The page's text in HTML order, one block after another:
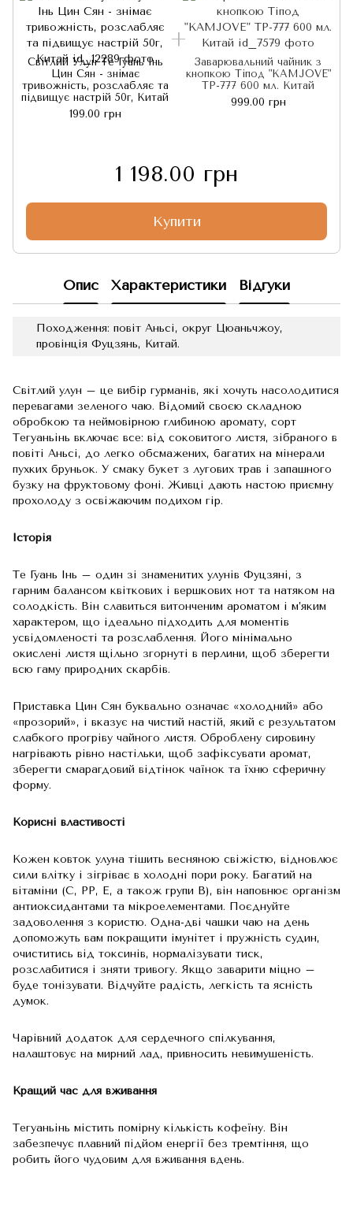
Світлий Улун Те Гуань Інь
Цин Сян - знімає
тривожність, розслабляє та
підвищує настрій 50г, Китай
199.00 грн
Заварювальний чайник з
кнопкою Тіпод "KAMJOVE"
TP-777 600 мл. Китай
999.00 грн
1 198.00 грн
Купити
Опис Характеристики Відгуки
Походження: повіт Аньсі, округ Цюаньчжоу,
провінція Фуцзянь, Китай.
Світлий улун – це вибір гурманів, які хочуть насолодитися
перевагами зеленого чаю. Відомий своєю складною
обробкою та неймовірною глибиною аромату, сорт
Тегуаньінь включає все: від соковитого листя, зібраного в
повіті Аньсі, до легко обсмажених, багатих на мінерали
пухких бруньок. У смаку букет з лугових трав і запашного
бузку на фруктовому фоні. Живці дають настою приємну
прохолоду з освіжаючим подихом гір.
Історія
Те Гуань Інь – один зі знаменитих улунів Фуцзяні, з
гарним балансом квіткових і вершкових нот та натяком на
солодкість. Він славиться витонченим ароматом і м’яким
характером, що ідеально підходить для моментів
усвідомленості та розслаблення. Його мінімально
окислені листя щільно згорнуті в перлини, щоб зберегти
всю гаму природних скарбів.
Приставка Цин Сян буквально означає «холодний» або
«прозорий», і вказує на чистий настій, який є результатом
слабкого прогріву чайного листя. Оброблену сировину
нагрівають рівно настільки, щоб зафіксувати аромат,
зберегти смарагдовий відтінок чаїнок та їхню сферичну
форму.
Корисні властивості
Кожен ковток улуна тішить весняною свіжістю, відновлює
сили влітку і зігріває в холодні пори року. Багатий на
вітаміни (С, РР, Е, а також групи В), він наповнює організм
антиоксидантами та мікроелементами. Поєднуйте
задоволення з користю. Одна-дві чашки чаю на день
допоможуть вам покращити імунітет і пружність судин,
очиститись від токсинів, нормалізувати тиск,
розслабитися і зняти тривогу. Якщо заварити міцно –
буде тонізувати. Відчуйте радість, легкість та ясність
думок.
Чарівний додаток для сердечного спілкування,
налаштовує на мирний лад, привносить невимушеність.
Кращий час для вживання
Тегуаньінь містить помірну кількість кофеїну. Він
забезпечує плавний підйом енергії без тремтіння, що
робить його чудовим для вживання вдень.